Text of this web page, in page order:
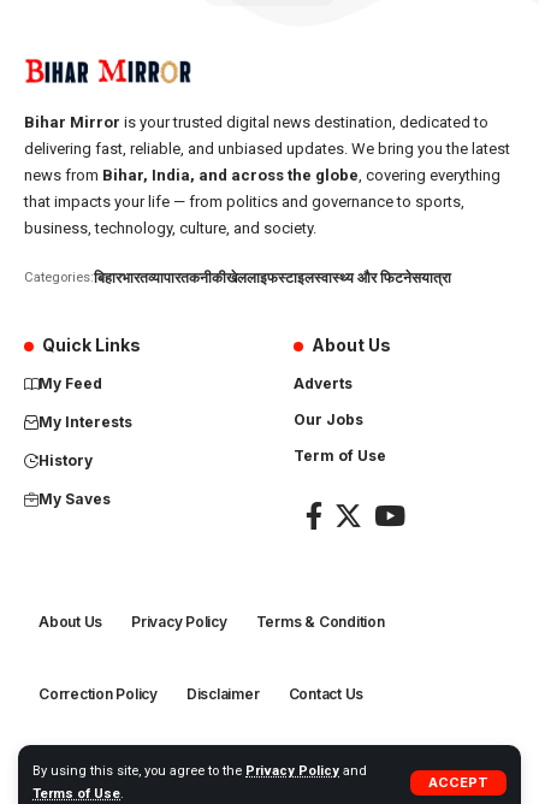
By using this site, you agree to the Privacy Policy and
Terms of Use.
ACCEPT
Bihar Mirror is your trusted digital news destination, dedicated to
delivering fast, reliable, and unbiased updates. We bring you the latest
news from Bihar, India, and across the globe, covering everything
that impacts your life — from politics and governance to sports,
business, technology, culture, and society.
Categories:बिहारभारतव्यापारतकनीकीखेललाइफस्टाइलस्वास्थ्य और फिटनेसयात्रा
Quick Links
My Feed
My Interests
History
My Saves
About Us
Adverts
Our Jobs
Term of Use
About Us Privacy Policy Terms & Condition
Correction Policy Disclaimer Contact Us
Copyright © 2025 Bihar Mirror. All rights reserved.